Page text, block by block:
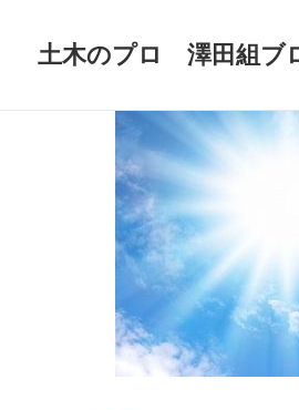
土木のプロ 澤田組ブ